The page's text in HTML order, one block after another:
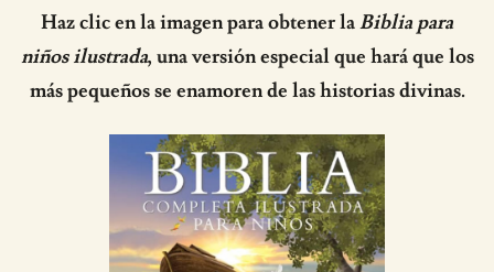
Haz clic en la imagen para obtener laBiblia para
niños ilustrada, una versión especial que hará que los
más pequeños se enamoren de las historias divinas.